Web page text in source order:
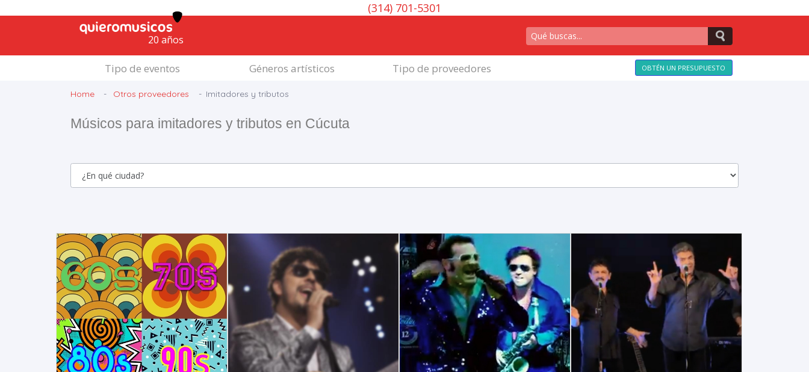
(314) 701-5301
20 años
Tipo de eventos Géneros artísticos Tipo de proveedores OBTÉN UN PRESUPUESTO
Home Otros proveedores Imitadores y tributos
Músicos para imitadores y tributos en Cúcuta